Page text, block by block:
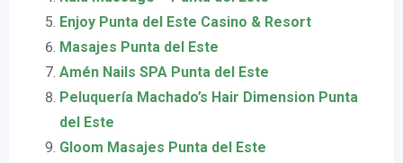
Enjoy Punta del Este Casino & Resort
Masajes Punta del Este
Amén Nails SPA Punta del Este
Peluquería Machado’s Hair Dimension Punta
del Este
Gloom Masajes Punta del Este